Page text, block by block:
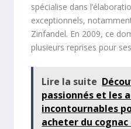
spécialise dans
exceptionnels,
Zinfandel. En 2009, ce
plusieurs reprises pour
Lire la suite
passionnés et les
incontournables
acheter du